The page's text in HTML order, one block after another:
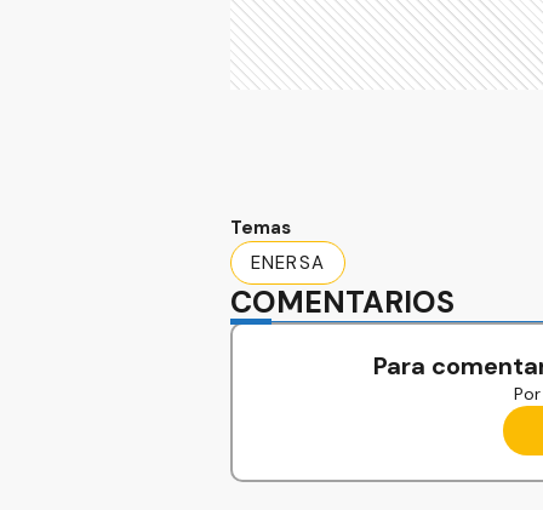
Temas
ENERSA
COMENTARIOS
Para